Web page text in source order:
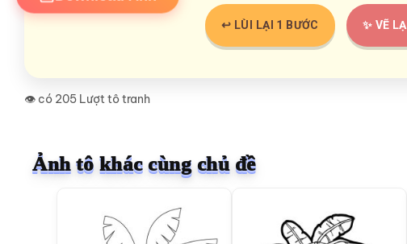
↩️ LÙI LẠI 1 BƯỚC ✨ VẼ
👁️ có 205 Lượt tô tranh
Ảnh tô khác cùng chủ đề